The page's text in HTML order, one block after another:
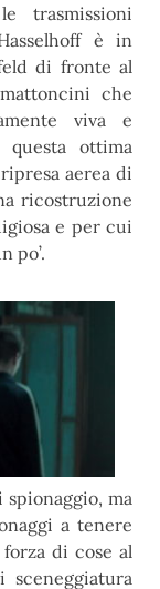
trasmissioni
è in
di fronte al
che
viva e
ottima
aerea di
ricostruzione
e per cui
po’.
ma
a tenere
di cose al